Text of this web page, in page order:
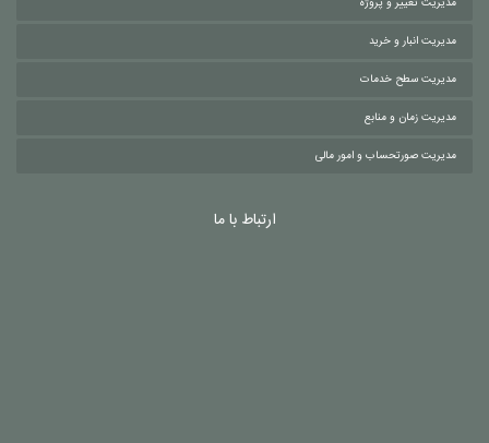
مدیریت انبار و خرید
مدیریت سطح خدمات
مدیریت زمان و منابع
مدیریت صورتحساب و امور مالی
ارتباط با ما